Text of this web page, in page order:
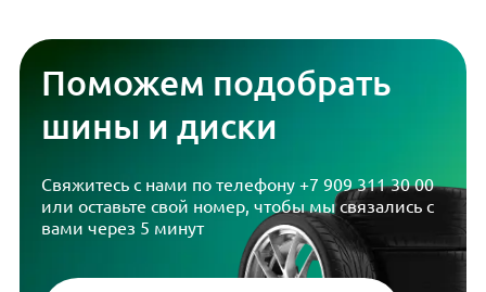
Поможем подобрать
шины и диски
Свяжитесь с нами по телефону +7 909 311 30 00
или оставьте свой номер, чтобы мы связались с
вами через 5 минут